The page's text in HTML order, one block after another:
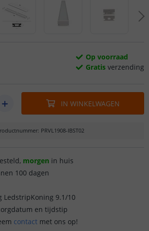
Op voorraad
Gratis verzending
IN WINKELWAGEN
: PRVL1908-IBST02
morgen in huis
100 dagen
LedstripKoning 9.1/10
en tijdstip
contact met ons op!